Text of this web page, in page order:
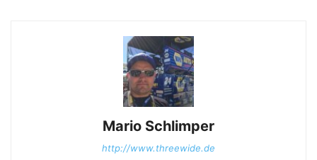
Mario Schlimper
http://www.threewide.de